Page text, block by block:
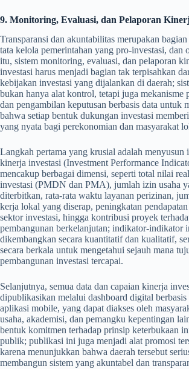
9. Monitoring, Evaluasi, dan Pelaporan
Transparansi dan akuntabilitas merupakan
tata kelola pemerintahan yang pro-investasi, dan
itu, sistem monitoring, evaluasi, dan pelaporan
investasi harus menjadi bagian tak terpisahkan
kebijakan investasi yang dijalankan di daerah;
bukan hanya alat kontrol, tetapi juga mekanisme
dan pengambilan keputusan berbasis data untuk
bahwa setiap bentuk dukungan investasi
yang nyata bagi perekonomian dan masyarakat
Langkah pertama yang krusial adalah menyusun
kinerja investasi (Investment Performance
mencakup berbagai dimensi, seperti total nilai
investasi (PMDN dan PMA), jumlah izin usaha
diterbitkan, rata-rata waktu layanan perizinan,
kerja lokal yang diserap, peningkatan
sektor investasi, hingga kontribusi proyek
pembangunan berkelanjutan; indikator-indikator
dikembangkan secara kuantitatif dan kualitatif,
secara berkala untuk mengetahui sejauh mana
pembangunan investasi tercapai.
Selanjutnya, semua data dan capaian kinerja
dipublikasikan melalui dashboard digital berbasis
aplikasi mobile, yang dapat diakses oleh
usaha, akademisi, dan pemangku kepentingan
bentuk komitmen terhadap prinsip keterbukaan
publik; publikasi ini juga menjadi alat promosi
karena menunjukkan bahwa daerah tersebut
membangun sistem yang akuntabel dan